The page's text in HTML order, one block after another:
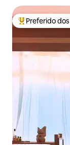
Entre os
Preferido